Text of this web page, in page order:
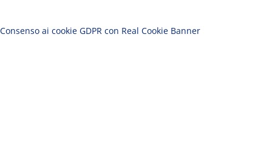
Consenso ai cookie GDPR con Real Cookie Banner